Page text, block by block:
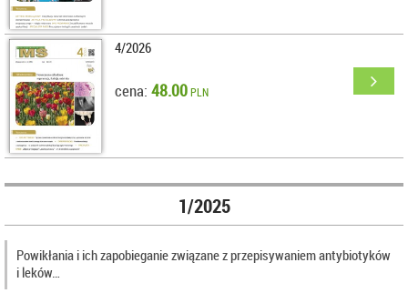
4/2026
cena: 48.00PLN
1/2025
Powikłania i ich zapobieganie związane z przepisywaniem antybiotyków
i leków…